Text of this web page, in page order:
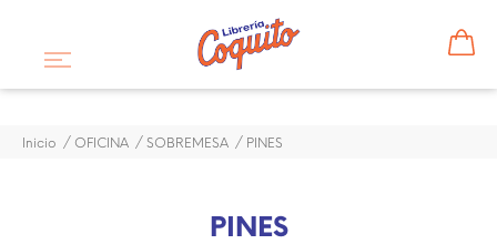
Inicio OFICINA SOBREMESA PINES
PINES